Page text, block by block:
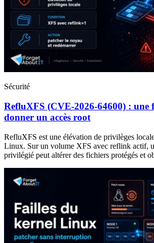
Sécurité
RefluXFS (CVE-2026-64600) : une
donner un accès root
RefluXFS est une élévation de privilèges
Linux. Sur un volume XFS avec reflink actif,
privilégié peut altérer des fichiers protégés et